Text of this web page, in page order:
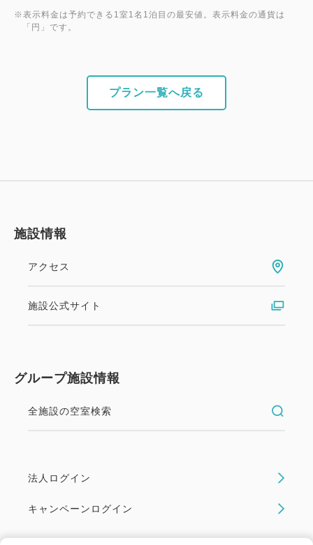
※表示料金は予約できる1室1名1泊目の最安値。表示料金の通貨は
「円」です。
プラン一覧へ戻る
施設情報
アクセス
施設公式サイト
グループ施設情報
全施設の空室検索
法人ログイン
キャンペーンログイン